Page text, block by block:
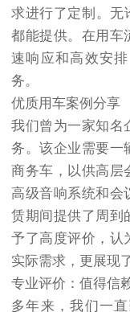
求进行了定制。无
都能提供。在用车
速响应和高效安
务。
优质用车案例分享
我们曾为一家知名
务。该企业需要一
商务车，以供高层
高级音响系统和会
赁期间提供了周到
予了高度评价，认
实际需求，更展现
专业评价：值得信
多年来，我们一